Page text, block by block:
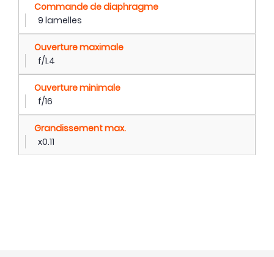
Commande de diaphragme
9 lamelles
Ouverture maximale
f/1.4
Ouverture minimale
f/16
Grandissement max.
x0.11